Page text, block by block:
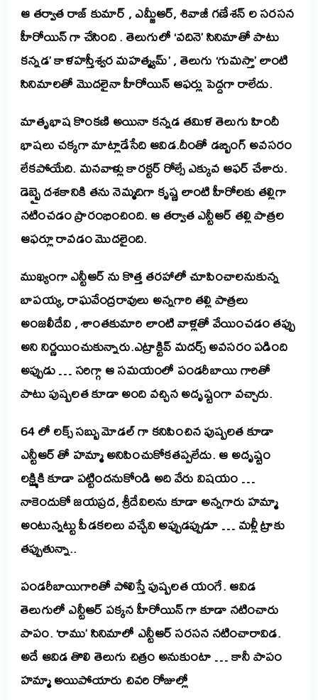
ఆ త‌ర్వాత రాజ్ కుమార్ , ఎమ్జీఆర్, శివాజీ గ‌ణేశ‌న్ ల స‌ర‌స‌న
హీరోయిన్ గా చేసింది .తెలుగులో ‘వ‌దినె’ సినిమాతో పాటు
కన్నడ’ కాళ‌హ‌స్తీశ్వ‌ర మ‌హ‌త్మ్య‌మ్’ ,తెలుగు ‘గుమ‌స్తా’ లాంటి
సినిమాల‌తో మొద‌లైనా హీరోయిన్ ఆఫ‌ర్లు పెద్ద‌గా రాలేదు.
మాతృభాష కొంక‌ణి అయినా క‌న్నడ త‌మిళ తెలుగు హిందీ
భాష‌లు చ‌క్క‌గా మాట్లాడేసేది ఆవిడ‌.దీంతో డ‌బ్బింగ్ అవ‌స‌రం
లేక‌పోయేది. మ‌న‌వాళ్లు కార‌క్ట‌ర్ రోల్సే ఎక్కువ ఆఫ‌ర్ చేశారు.
డెబ్బై ద‌శ‌కానికి త‌ను నెమ్మ‌దిగా కృష్ణ లాంటి హీరోల‌కు త‌ల్లిగా
న‌టించ‌డం ప్రారంభించింది.ఆ త‌ర్వాత ఎన్టీఆర్ త‌ల్లి పాత్ర‌ల
ఆఫ‌ర్లూ రావ‌డం మొద‌లైంది.
ముఖ్యంగా ఎన్టీఆర్ ను కొత్త త‌ర‌హాలో చూపించాల‌నుకున్న
బాప‌య్య‌, రాఘ‌వేంద్ర‌రావులు అన్న‌గారి త‌ల్లి పాత్ర‌లు
అంజ‌లీదేవి , శాంత‌కుమారి లాంటి వాళ్ల‌తో వేయించ‌డం త‌ప్పు
అని నిర్ణ‌యించుకున్నారు.ఎట్రాక్టివ్ మ‌ద‌ర్స్ అవ‌స‌రం ప‌డింది
అప్పుడు … స‌రిగ్గా ఆ స‌మ‌యంలో పండ‌రీబాయి గారితో
పాటు పుష్ప‌ల‌త కూడా అంది వ‌చ్చిన అదృష్టంగా వ‌చ్చారు.
64 లో ల‌క్స్ సబ్బు మోడ‌ల్ గా క‌నిపించిన పుష్ప‌ల‌త కూడా
ఎన్టీఆర్ తో హ‌మ్మా అనిపించుకోక‌త‌ప్ప‌లేదు. ఆ అదృష్టం
ల‌క్ష్మికి కూడా ప‌ట్టింద‌నుకోండి అది వేరు విష‌యం …
నాకెందుకో జ‌య‌ప్ర‌ద‌, శ్రీదేవిల‌ను కూడా అన్న‌గారు హ‌మ్మా
అంటున్న‌ట్టు పీడ‌క‌ల‌లు వ‌చ్చేవి అప్పుడ‌ప్పుడూ …మ‌ళ్లీ ట్రాకు
త‌ప్పుతున్నా..
పండ‌రీబాయిగారితో పోలిస్తే పుష్ప‌ల‌త యంగే. ఆవిడ
తెలుగులో ఎన్టీఆర్ ప‌క్క‌న హీరోయిన్ గా కూడా న‌టించారు
పాపం. ‘రాము’ సినిమాలో ఎన్టీఆర్ స‌ర‌స‌న న‌టించారావిడ‌.
అదే ఆవిడ తొలి తెలుగు చిత్రం అనుకుంటా …కానీ పాపం
హ‌మ్మా అయిపోయారు చివ‌రి రోజుల్లో